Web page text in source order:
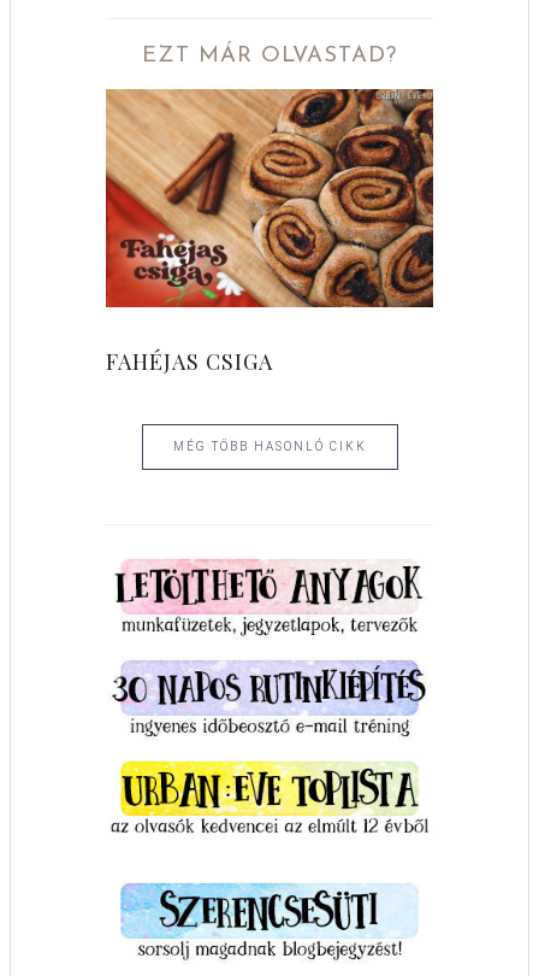
EZT MÁR OLVASTAD?
FAHÉJAS CSIGA
MÉG TÖBB HASONLÓ CIKK